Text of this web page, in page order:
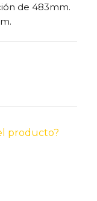
de 483mm.
producto?